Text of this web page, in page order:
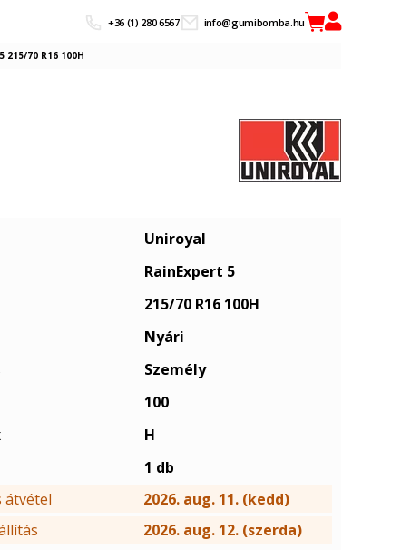
+36 (1) 280 6567 info@gumibomba.hu
70 R16 100H
Uniroyal
RainExpert 5
215/70 R16 100H
Nyári
Személy
100
H
1 db
átvétel
2026. aug. 11. (kedd)
2026. aug. 12. (szerda)